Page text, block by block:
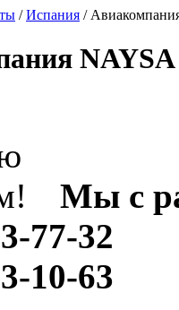
/Испания /
Мы с
77-32
10-63